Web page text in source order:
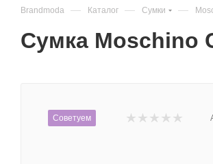
Brandmoda — Каталог — Сумки —
Сумка Moschino
Советуем